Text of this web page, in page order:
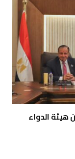
هيئة الدواء